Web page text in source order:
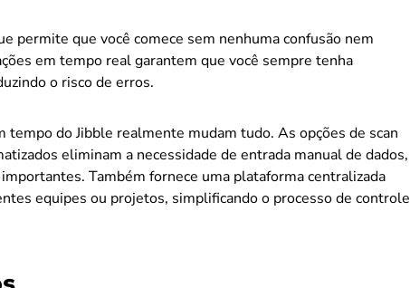
permite que você comece sem nenhuma confusão nem
em tempo real garantem que você sempre tenha
o risco de erros.
tempo do Jibble realmente mudam tudo. As opções de scan
eliminam a necessidade de entrada manual de dados,
Também fornece uma plataforma centralizada
equipes ou projetos, simplificando o processo de controle